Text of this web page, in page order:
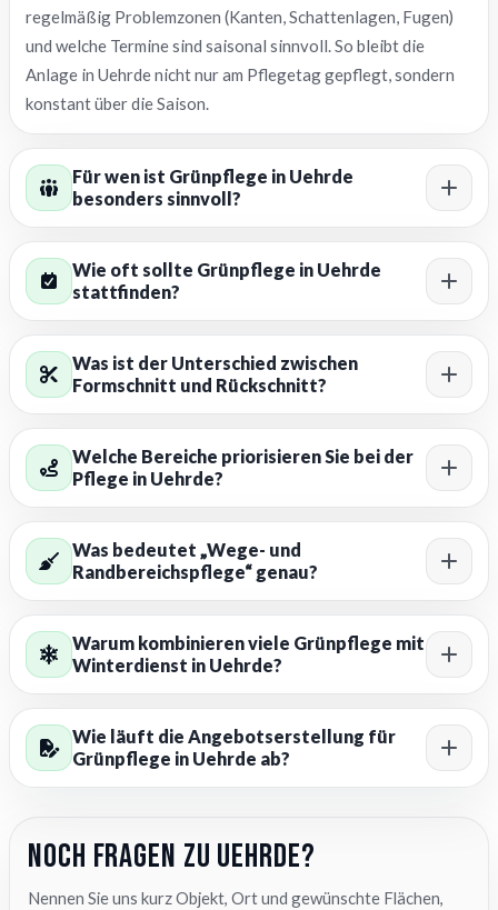
regelmäßig Problemzonen (Kanten, Schattenlagen, Fugen)
und welche Termine sind saisonal sinnvoll. So bleibt die
Anlage in Uehrde nicht nur am Pflegetag gepflegt, sondern
konstant über die Saison.
Für wen ist Grünpflege in Uehrde
besonders sinnvoll?
Wie oft sollte Grünpflege in Uehrde
stattfinden?
Was ist der Unterschied zwischen
Formschnitt und Rückschnitt?
Welche Bereiche priorisieren Sie bei der
Pflege in Uehrde?
Was bedeutet „Wege- und
Randbereichspflege“ genau?
Warum kombinieren viele Grünpflege mit
Winterdienst in Uehrde?
Wie läuft die Angebotserstellung für
Grünpflege in Uehrde ab?
Noch Fragen zu Uehrde?
Nennen Sie uns kurz Objekt, Ort und gewünschte Flächen,